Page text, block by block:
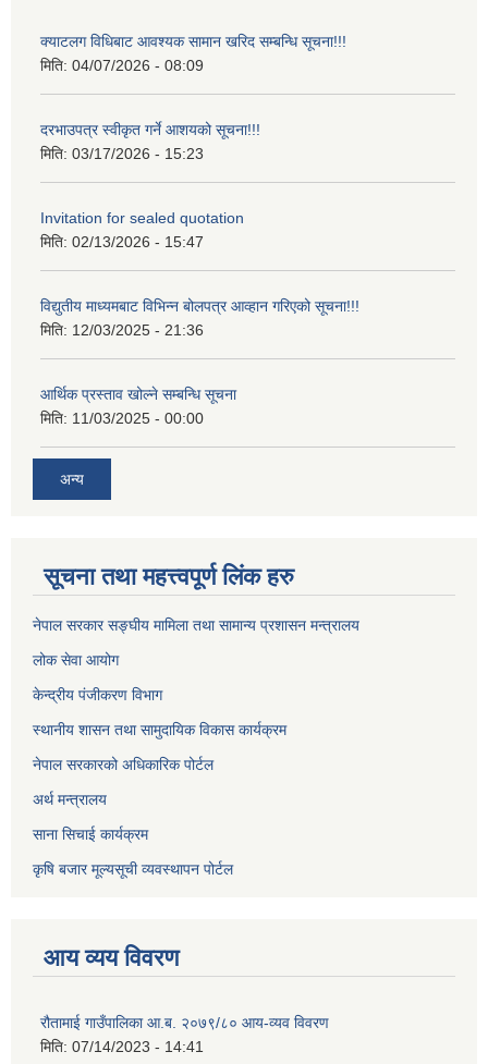
क्याटलग विधिबाट आवश्यक सामान खरिद सम्बन्धि सूचना!!!
मिति: 04/07/2026 - 08:09
दरभाउपत्र स्वीकृत गर्ने आशयको सूचना!!!
मिति: 03/17/2026 - 15:23
Invitation for sealed quotation
मिति: 02/13/2026 - 15:47
विद्युतीय माध्यमबाट विभिन्न बोलपत्र आव्हान गरिएको सूचना!!!
मिति: 12/03/2025 - 21:36
आर्थिक प्रस्ताव खोल्ने सम्बन्धि सूचना
मिति: 11/03/2025 - 00:00
अन्य
सूचना तथा महत्त्वपूर्ण लिंक हरु
नेपाल सरकार सङ्घीय मामिला तथा सामान्य प्रशासन मन्त्रालय
लोक सेवा आयोग
केन्द्रीय पंजीकरण विभाग
स्थानीय शासन तथा सामुदायिक विकास कार्यक्रम
नेपाल सरकारको अधिकारिक पोर्टल
अर्थ मन्त्रालय
साना सिचाई कार्यक्रम
कृषि बजार मूल्यसूची व्यवस्थापन पोर्टल
आय व्यय विवरण
रौतामाई गाउँपालिका आ.ब. २०७९/८० आय-व्यव विवरण
मिति: 07/14/2023 - 14:41